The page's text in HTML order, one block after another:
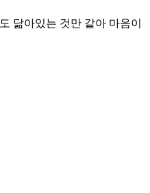
닮아있는 것만 같아 마음이